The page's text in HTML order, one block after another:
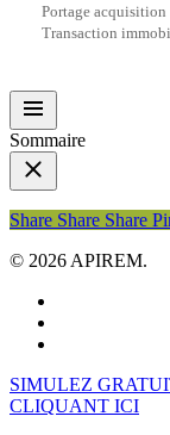
Portage acquisition
Transaction
Sommaire
Share
Share Share Share
© 2026 APIREM.
Close
Menu
SIMULEZ
CLIQUANT ICI